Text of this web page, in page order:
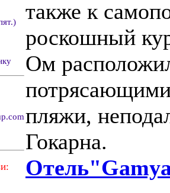
также к
роскошный
Ом
пляжи,
Гокарна.